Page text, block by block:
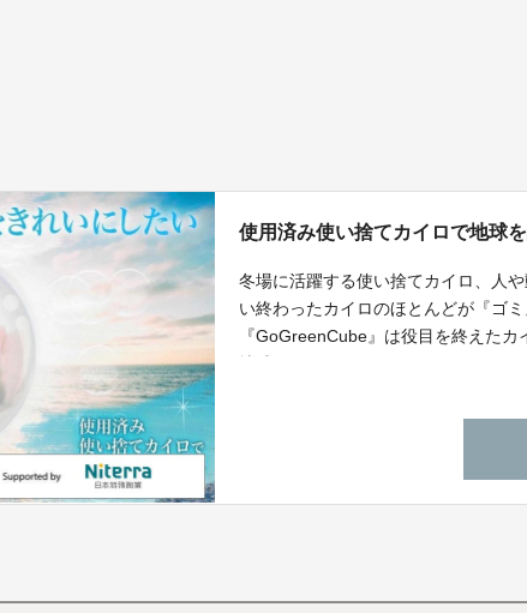
使用済み使い捨てカイロで地球を
冬場に活躍する使い捨てカイロ、人
い終わったカイロのほとんどが『ゴ
『GoGreenCube』は役目を終えた